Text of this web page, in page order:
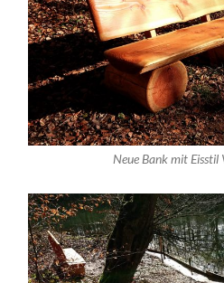
Neue Bank mit Eisstil